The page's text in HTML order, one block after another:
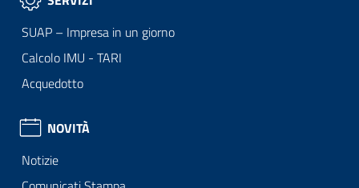
SUAP – Impresa in un giorno
Calcolo IMU - TARI
Acquedotto
NOVITÀ
Notizie